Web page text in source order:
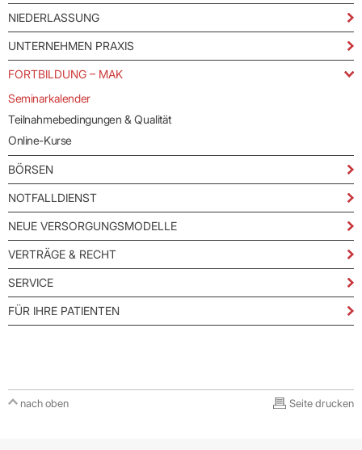
NIEDERLASSUNG
UNTERNEHMEN PRAXIS
FORTBILDUNG – MAK
Seminarkalender
Teilnahmebedingungen & Qualität
Online-Kurse
BÖRSEN
NOTFALLDIENST
NEUE VERSORGUNGSMODELLE
VERTRÄGE & RECHT
SERVICE
FÜR IHRE PATIENTEN
nach oben Seite drucken